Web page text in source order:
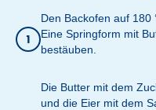
1
Den Backofen auf 180
Eine Springform mit
bestäuben.
Die Butter mit dem
und die Eier mit dem